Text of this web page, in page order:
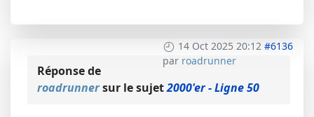
14 Oct 2025 20:12 #6136
par roadrunner
Réponse de
roadrunnersur le sujet2000'er - Ligne 50